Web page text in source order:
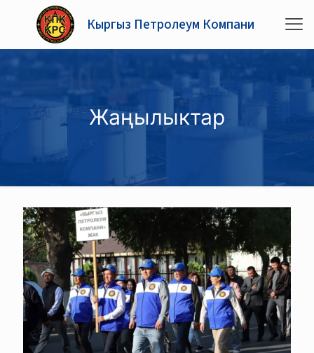
Кыргыз Петролеум Компани
Жаңылыктар